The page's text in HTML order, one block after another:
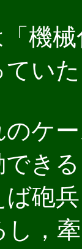
機械
い
ケ
き
砲
，